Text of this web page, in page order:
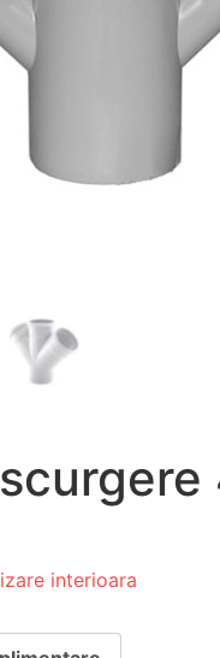
interioara